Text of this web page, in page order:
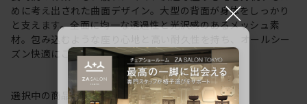
めに考え出された曲面デザイン。大型の背面が身体をしっかり
と支えます。全面に均一な透過性と光沢感のあるメッシュ素
材。包み込むような座り心地と高い耐久性を持ち、オールシー
ズン快適にご使用いただけます。
選択中の商品情報保証注意事項
×